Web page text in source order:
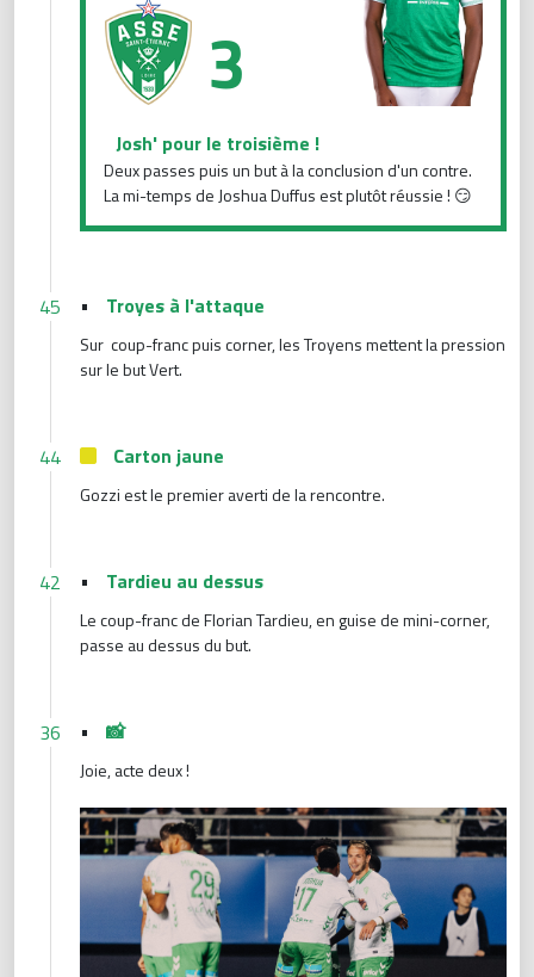
3
Josh' pour le troisième !
Deux passes puis un but à la conclusion d'un contre.
La mi-temps de Joshua Duffus est plutôt réussie ! 😏
45 • Troyes à l'attaque
Sur coup-franc puis corner, les Troyens mettent la pression
sur le but Vert.
44 Carton jaune
Gozzi est le premier averti de la rencontre.
42 • Tardieu au dessus
Le coup-franc de Florian Tardieu, en guise de mini-corner,
passe au dessus du but.
36 • 📸
Joie, acte deux !